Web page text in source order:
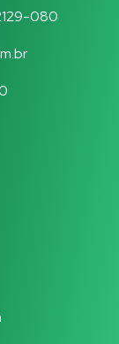
080